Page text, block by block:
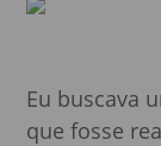
Eu buscava
que fosse